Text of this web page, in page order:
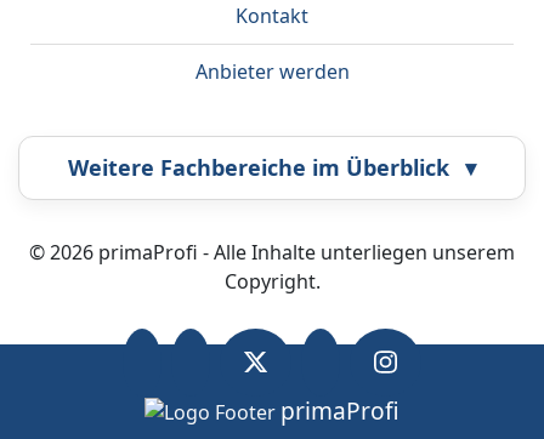
Kontakt
Anbieter werden
Weitere Fachbereiche im Überblick ▾
Airbrush Bestatter
Energieberatung
© 2026 primaProfi - Alle Inhalte unterliegen unserem
Copyright.
primaProfi